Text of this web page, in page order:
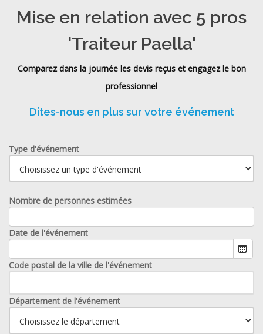
Mise en relation avec 5 pros
'Traiteur Paella'
Comparez dans la journée les devis reçus et engagez le bon
professionnel
Dites-nous en plus sur votre événement
Type d'événement
Nombre de personnes estimées
Date de l'événement
Code postal de la ville de l'événement
Département de l'événement